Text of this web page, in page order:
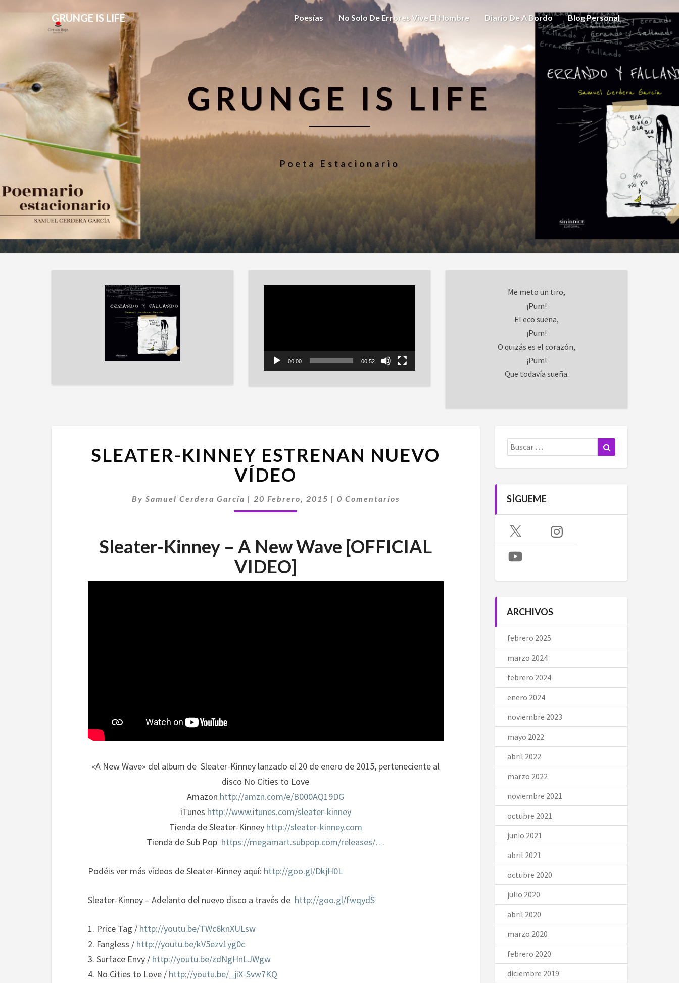
GRUNGE IS LIFE Poesías No Solo De Errores Vive El Hombre Diario De A Bordo Blog Personal
GRUNGE IS LIFE
Poeta Estacionario
00:00 00:52
Me meto un tiro,
¡Pum!
El eco suena,
¡Pum!
O quizás es el corazón,
¡Pum!
Que todavía sueña.
KINNEY
ESTRENAN
NUEVO
SLEATER-KINNEY ESTRENAN NUEVO
VÍDEO
By Samuel Cerdera García | 20 Febrero, 2015 | Comentarios
0 Comentarios
Sleater-Kinney – A New Wave [OFFICIAL
VIDEO]
«A New Wave» del album de Sleater-Kinney lanzado el 20 de enero de 2015, perteneciente al
disco No Cities to Love
Amazon http://amzn.com/e/B000AQ19DG
iTunes http://www.itunes.com/sleater-kinney
Tienda de Sleater-Kinney http://sleater-kinney.com
Tienda de Sub Pop https://megamart.subpop.com/releases/…
Podéis ver más vídeos de Sleater-Kinney aquí: http://goo.gl/DkjH0L
Sleater-Kinney – Adelanto del nuevo disco a través de http://goo.gl/fwqydS
1. Price Tag / http://youtu.be/TWc6knXULsw
2. Fangless / http://youtu.be/kV5ezv1yg0c
3. Surface Envy / http://youtu.be/zdNgHnLJWgw
4. No Cities to Love / http://youtu.be/_jiX-Svw7KQ
Buscar:
SÍGUEME
X Instagram
YouTube
ARCHIVOS
febrero 2025
marzo 2024
febrero 2024
enero 2024
noviembre 2023
mayo 2022
abril 2022
marzo 2022
noviembre 2021
octubre 2021
junio 2021
abril 2021
octubre 2020
julio 2020
abril 2020
marzo 2020
febrero 2020
diciembre 2019